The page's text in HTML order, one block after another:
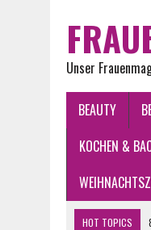
Unser
BEAUTY
KOCHEN &
HOT TOPICS